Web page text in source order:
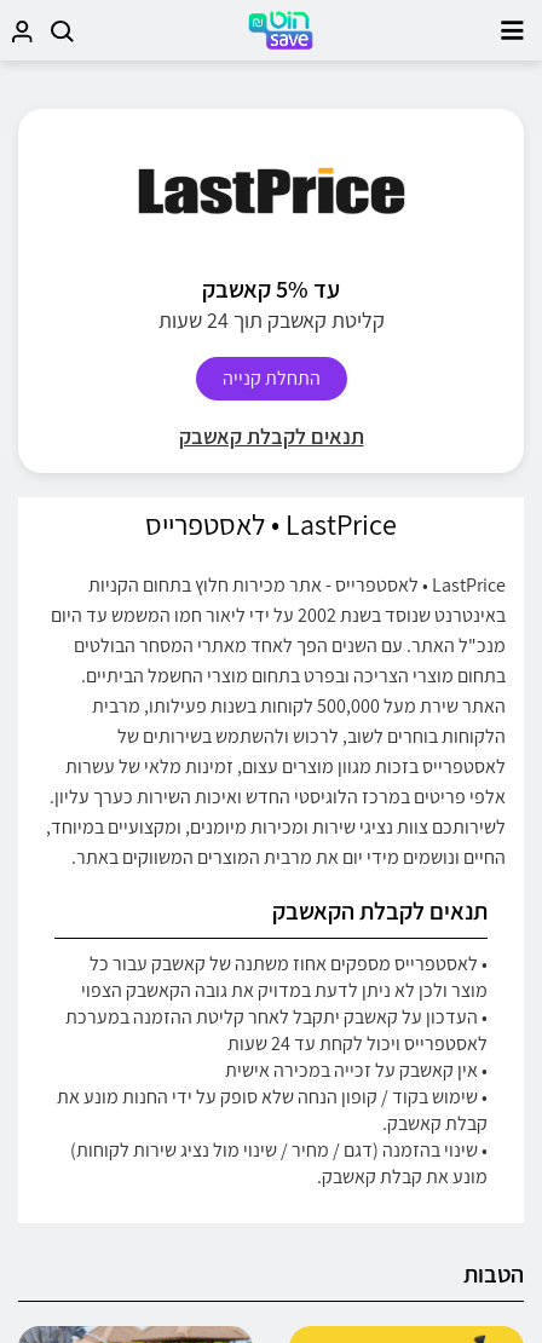
עד 5% קאשבק
קליטת קאשבק תוך 24 שעות
התחלת קנייה
תנאים לקבלת קאשבק
LastPrice • לאסטפרייס
LastPrice • לאסטפרייס - אתר מכירות חלוץ בתחום הקניות
באינטרנט שנוסד בשנת 2002 על ידי ליאור חמו המשמש עד היום
מנכ"ל האתר. עם השנים הפך לאחד מאתרי המסחר הבולטים
בתחום מוצרי הצריכה ובפרט בתחום מוצרי החשמל הביתיים.
האתר שירת מעל 500,000 לקוחות בשנות פעילותו, מרבית
הלקוחות בוחרים לשוב, לרכוש ולהשתמש בשירותים של
לאסטפרייס בזכות מגוון מוצרים עצום, זמינות מלאי של עשרות
אלפי פריטים במרכז הלוגיסטי החדש ואיכות השירות כערך עליון.
לשירותכם צוות נציגי שירות ומכירות מיומנים, ומקצועיים במיוחד,
החיים ונושמים מידי יום את מרבית המוצרים המשווקים באתר.
תנאים לקבלת הקאשבק
• לאסטפרייס מספקים אחוז משתנה של קאשבק עבור כל
מוצר ולכן לא ניתן לדעת במדויק את גובה הקאשבק הצפוי
• העדכון על קאשבק יתקבל לאחר קליטת ההזמנה במערכת
לאסטפרייס ויכול לקחת עד 24 שעות
• אין קאשבק על זכייה במכירה אישית
• שימוש בקוד / קופון הנחה שלא סופק על ידי החנות מונע את
קבלת קאשבק.
• שינוי בהזמנה (דגם / מחיר / שינוי מול נציג שירות לקוחות)
מונע את קבלת קאשבק.
הטבות